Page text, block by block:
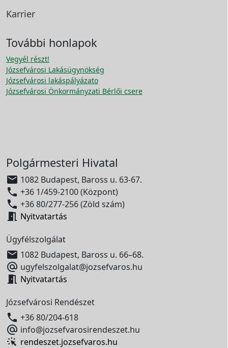
Karrier
További honlapok
Vegyél részt!
Józsefvárosi Lakásügynökség
Józsefvárosi lakáspályázato
Józsefvárosi Önkormányzati Bérlői csere
Polgármesteri Hivatal
 1082 Budapest, Baross u. 63-67.
 +36 1/459-2100 (Központ)
 +36 80/277-256 (Zöld szám)
 Nyitvatartás
Ügyfélszolgálat
 1082 Budapest, Baross u. 66–68.
 ugyfelszolgalat@jozsefvaros.hu
 Nyitvatartás
Józsefvárosi Rendészet
 +36 80/204-618
 info@jozsefvarosirendeszet.hu
rendeszet.jozsefvaros.hu